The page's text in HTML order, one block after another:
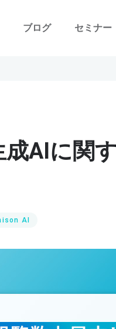
配分・移動を自動化する
ールシステム
たEC・POS・CRMシステム
ブログ セミナー
成AIに関
AI